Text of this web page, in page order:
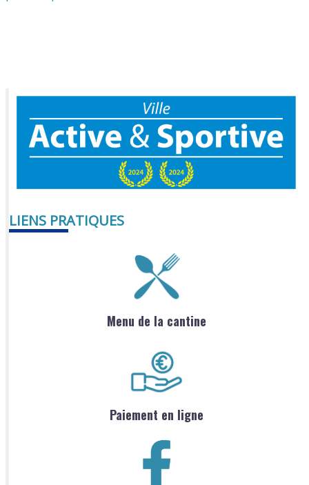
LIENS PRATIQUES
Menu de la cantine
Paiement en ligne